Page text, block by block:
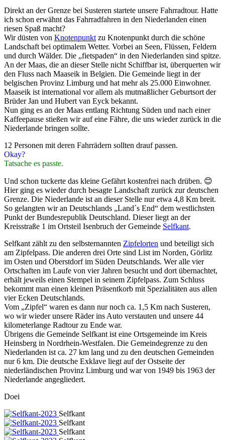
Direkt an der Grenze bei Susteren startete unsere Fahrradtour. Hatte
ich schon erwähnt das Fahrradfahren in den Niederlanden einen
riesen Spaß macht?
Wir düsten von Knotenpunkt zu Knotenpunkt durch die schöne
Landschaft bei optimalem Wetter. Vorbei an Seen, Flüssen, Feldern
und durch Wälder. Die „fietspaden“ in den Niederlanden sind spitze.
An der Maas, die an dieser Stelle nicht Schiffbar ist, überquerten wir
den Fluss nach Maaseik in Belgien. Die Gemeinde liegt in der
belgischen Provinz Limburg und hat mehr als 25.000 Einwohner.
Maaseik ist international vor allem als mutmaßlicher Geburtsort der
Brüder Jan und Hubert van Eyck bekannt.
Nun ging es an der Maas entlang Richtung Süden und nach einer
Kaffeepause stießen wir auf eine Fähre, die uns wieder zurück in die
Niederlande bringen sollte.
12 Personen mit deren Fahrrädern sollten drauf passen.
Okay?
Tatsache es passte.
Und schon tuckerte das kleine Gefährt kostenfrei nach drüben. 😊
Hier ging es wieder durch besagte Landschaft zurück zur deutschen
Grenze. Die Niederlande ist an dieser Stelle nur etwa 4,8 Km breit.
So gelangten wir an Deutschlands „Land´s End“ dem westlichsten
Punkt der Bundesrepublik Deutschland. Dieser liegt an der
Kreisstraße 1 im Ortsteil Isenbruch der Gemeinde Selfkant.
Selfkant zählt zu den selbsternannten Zipfelorten und beteiligt sich
am Zipfelpass. Die anderen drei Orte sind List im Norden, Görlitz
im Osten und Oberstdorf im Süden Deutschlands. Wer alle vier
Ortschaften im Laufe von vier Jahren besucht und dort übernachtet,
erhält jeweils einen Stempel in seinem Zipfelpass. Zum Schluss
bekommt man einen kleinen Präsentkorb mit Spezialitäten aus allen
vier Ecken Deutschlands.
Vom „Zipfel“ waren es dann nur noch ca. 1,5 Km nach Susteren,
wo wir wieder unsere Räder ins Auto verstauten und unsere 44
kilometerlange Radtour zu Ende war.
Übrigens die Gemeinde Selfkant ist eine Ortsgemeinde im Kreis
Heinsberg in Nordrhein-Westfalen. Die Gemeindegrenze zu den
Niederlanden ist ca. 27 km lang und zu den deutschen Gemeinden
nur 6 km. Die deutsche Exklave liegt auf der Ostseite der
niederländischen Provinz Limburg und war von 1949 bis 1963 der
Niederlande angegliedert.
Doei
Selfkant
Selfkant
Selfkant